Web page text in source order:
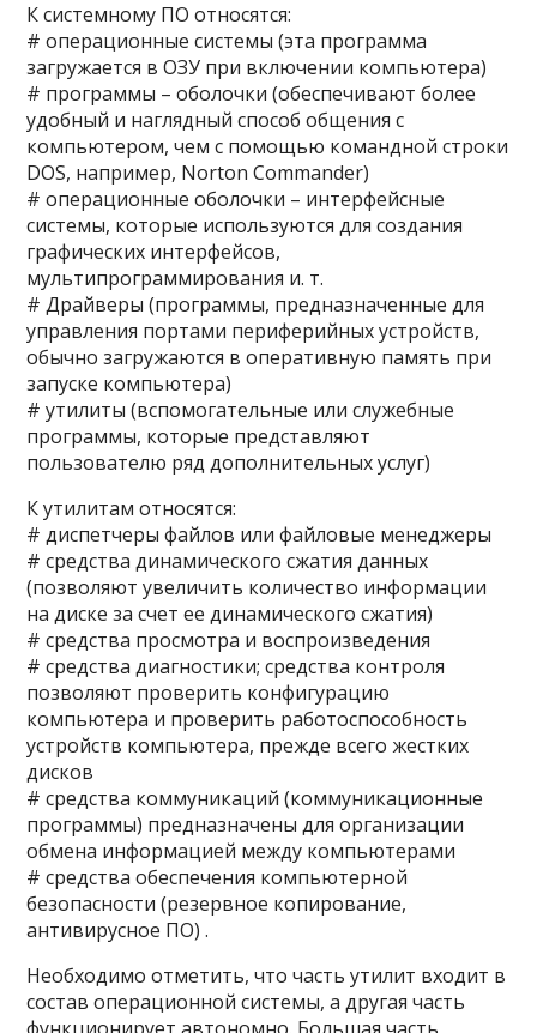
К системному ПО относятся:
# операционные системы (эта программа
загружается в ОЗУ при включении компьютера)
# программы – оболочки (обеспечивают более
удобный и наглядный способ общения с
компьютером, чем с помощью командной строки
DOS, например, Norton Commander)
# операционные оболочки – интерфейсные
системы, которые используются для создания
графических интерфейсов,
мультипрограммирования и. т.
# Драйверы (программы, предназначенные для
управления портами периферийных устройств,
обычно загружаются в оперативную память при
запуске компьютера)
# утилиты (вспомогательные или служебные
программы, которые представляют
пользователю ряд дополнительных услуг)
К утилитам относятся:
# диспетчеры файлов или файловые менеджеры
# средства динамического сжатия данных
(позволяют увеличить количество информации
на диске за счет ее динамического сжатия)
# средства просмотра и воспроизведения
# средства диагностики; средства контроля
позволяют проверить конфигурацию
компьютера и проверить работоспособность
устройств компьютера, прежде всего жестких
дисков
# средства коммуникаций (коммуникационные
программы) предназначены для организации
обмена информацией между компьютерами
# средства обеспечения компьютерной
безопасности (резервное копирование,
антивирусное ПО) .
Необходимо отметить, что часть утилит входит в
состав операционной системы, а другая часть